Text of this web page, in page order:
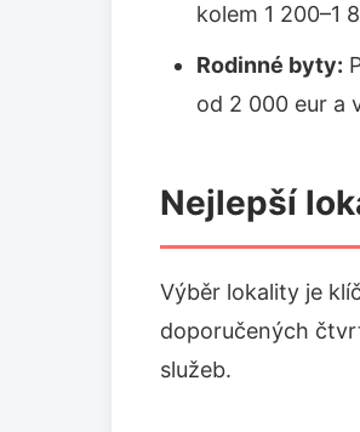
kolem 1 200–1
Rodinné byty:
od 2 000 eur a
Nejlepší
Výběr lokality je
doporučených
služeb.